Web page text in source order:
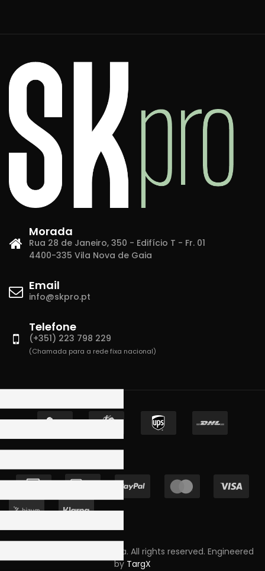
Morada
Rua 28 de Janeiro, 350 - Edifício T - Fr. 01
4400-335 Vila Nova de Gaia
Email
info@skpro.pt
Telefone
(+351) 223 798 229
(Chamada para a rede fixa nacional)
Copyright © 2023 Skpro, Lda. All rights reserved. Engineered
by TargX